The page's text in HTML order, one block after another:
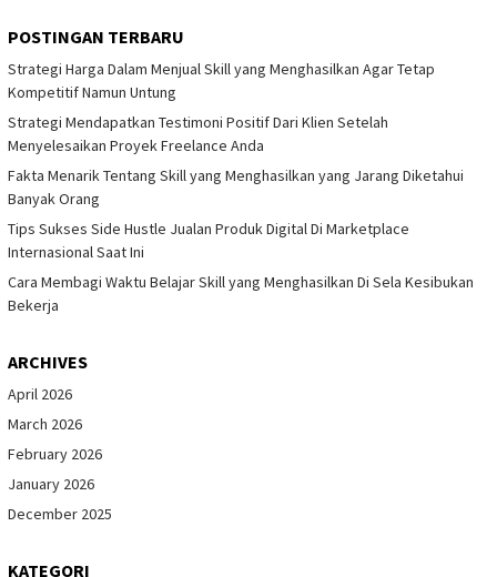
POSTINGAN TERBARU
Strategi Harga Dalam Menjual Skill yang Menghasilkan Agar Tetap
Kompetitif Namun Untung
Strategi Mendapatkan Testimoni Positif Dari Klien Setelah
Menyelesaikan Proyek Freelance Anda
Fakta Menarik Tentang Skill yang Menghasilkan yang Jarang Diketahui
Banyak Orang
Tips Sukses Side Hustle Jualan Produk Digital Di Marketplace
Internasional Saat Ini
Cara Membagi Waktu Belajar Skill yang Menghasilkan Di Sela Kesibukan
Bekerja
ARCHIVES
April 2026
March 2026
February 2026
January 2026
December 2025
KATEGORI